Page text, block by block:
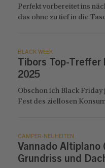
Perfekt vorbereitet ins
das ohne zu tief in die
BLACK WEEK
Tibors Top-Treffer
2025
Obschon ich Black
Fest des ziellosen
CAMPER-NEUHEITEN
Vannado Altiplano
Grundriss und